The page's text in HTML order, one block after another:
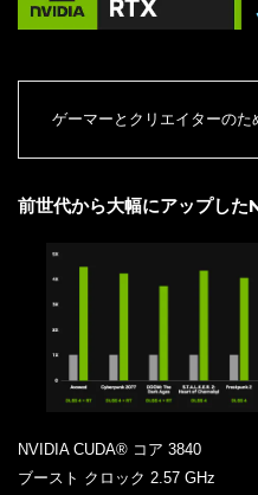
ゲーマーとクリエイターの
前世代から大幅にアップし
NVIDIA CUDA® コア 3840
ブースト クロック 2.57 GHz